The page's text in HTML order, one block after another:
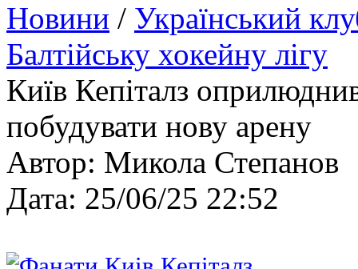
Новини / Український
Балтійську хокейну лігу
Київ Кепіталз
побудувати нову арену
Автор: Микола Степанов
Дата: 25/06/25 22:52